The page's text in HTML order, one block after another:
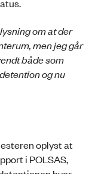
om at der
men jeg går
både som
og nu
oplyst at
i POLSAS,